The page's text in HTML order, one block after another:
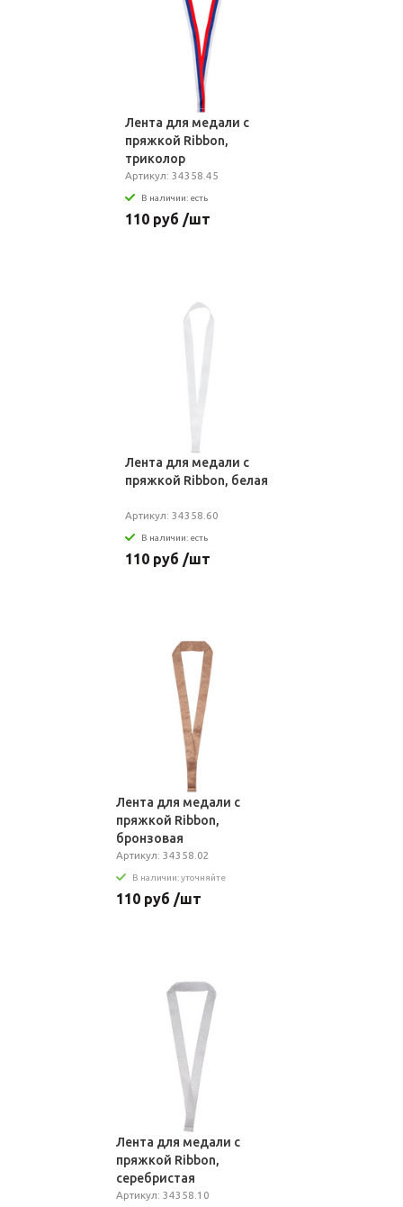
Лента для медали с
пряжкой Ribbon,
триколор
Артикул: 34358.45
В наличии: есть
110 руб /шт
Лента для медали с
пряжкой Ribbon, белая
Артикул: 34358.60
В наличии: есть
110 руб /шт
Лента для медали с
пряжкой Ribbon,
бронзовая
Артикул: 34358.02
В наличии: уточняйте
110 руб /шт
Лента для медали с
пряжкой Ribbon,
серебристая
Артикул: 34358.10